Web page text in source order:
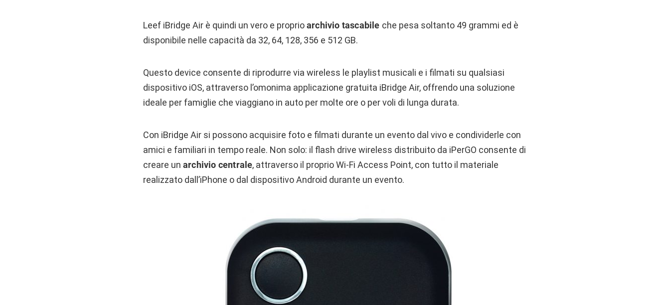
Leef iBridge Air è quindi un vero e proprioarchivio tascabile che pesa soltanto 49 grammi ed è
disponibile nelle capacità da 32, 64, 128, 356 e 512 GB.
Questo device consente di riprodurre via wireless le playlist musicali e i filmati su qualsiasi
dispositivo iOS, attraverso l’omonima applicazione gratuita iBridge Air, offrendo una soluzione
ideale per famiglie che viaggiano in auto per molte ore o per voli di lunga durata.
Con iBridge Air si possono acquisire foto e filmati durante un evento dal vivo e condividerle con
amici e familiari in tempo reale. Non solo: il flash drive wireless distribuito da iPerGO consente di
creare un archivio centrale, attraverso il proprio Wi-Fi Access Point, con tutto il materiale
realizzato dall’iPhone o dal dispositivo Android durante un evento.